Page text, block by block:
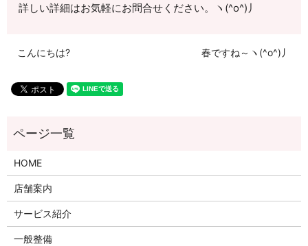
詳しい詳細はお気軽にお問合せください。ヽ(^o^)丿
こんにちは? 春ですね～ヽ(^o^)丿
HOME
店舗案内
サービス紹介
一般整備